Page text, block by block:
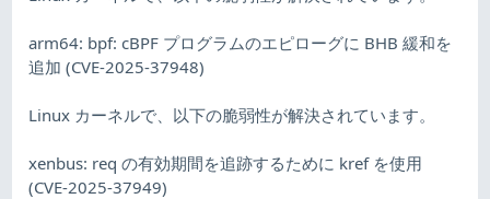
arm64: bpf: cBPF プログラムのエピローグに BHB 緩和を
追加 (CVE-2025-37948)
Linux カーネルで、以下の脆弱性が解決されています。
xenbus: req の有効期間を追跡するために kref を使用
(CVE-2025-37949)